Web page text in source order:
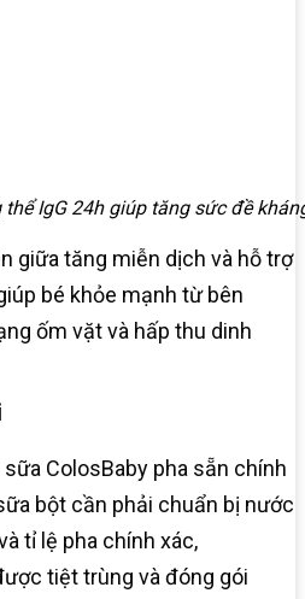
IgG 24h giúp tăng sức đề
giữa tăng miễn dịch và hỗ trợ
bé khỏe mạnh từ bên
ốm vặt và hấp thu dinh
ColosBaby pha sẵn chính
bột cần phải chuẩn bị nước
tỉ lệ pha chính xác,
tiệt trùng và đóng gói